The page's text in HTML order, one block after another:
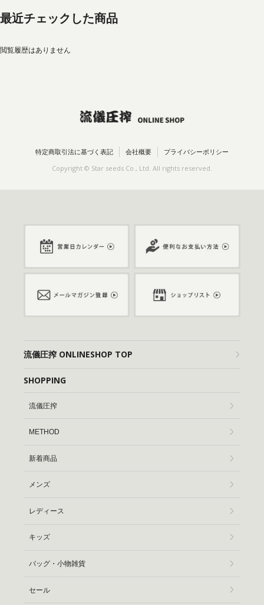
最近チェックした商品
閲覧履歴はありません
特定商取引法に基づく表記 会社概要 プライバシーポリシー
Copyright © Star seeds Co., Ltd. All rights reserved.
流儀圧搾 ONLINESHOP TOP
SHOPPING
流儀圧搾
METHOD
新着商品
メンズ
レディース
キッズ
バッグ・小物雑貨
セール